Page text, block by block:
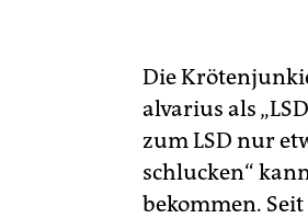
Die
alvarius als
zum LSD nur
schlucken“
bekommen.